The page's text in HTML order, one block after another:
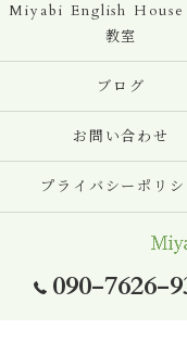
090-7626-
Miyabi English
教室
ブログ
お問い合わせ
プライバシーポリシ
© 2026 香川の英会話なら